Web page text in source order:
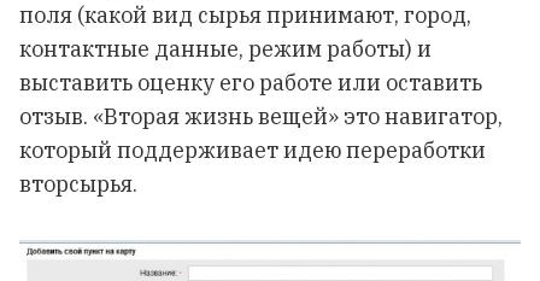
поля (какой вид сырья принимают, город,
контактные данные, режим работы) и
выставить оценку его работе или оставить
отзыв. «Вторая жизнь вещей» это навигатор,
который поддерживает идею переработки
вторсырья.